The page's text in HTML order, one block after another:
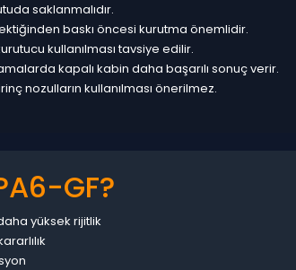
saklanmalıdır.
baskı öncesi kurutma önemlidir.
kullanılması tavsiye edilir.
kapalı kabin daha başarılı sonuç verir.
nozulların kullanılması önerilmez.
GF?
yüksek rijitlik